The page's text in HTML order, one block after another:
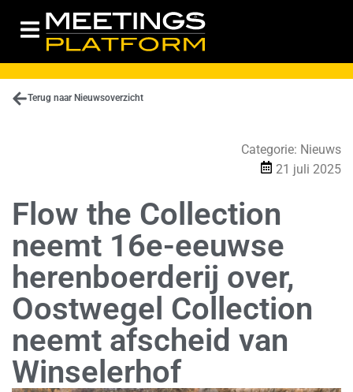
Terug naar Nieuwsoverzicht
Categorie: Nieuws
21 juli 2025
Flow the Collection
neemt 16e-eeuwse
herenboerderij over,
Oostwegel Collection
neemt afscheid van
Winselerhof